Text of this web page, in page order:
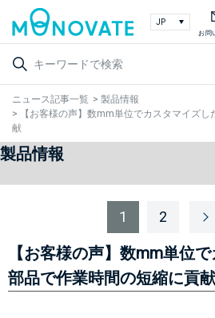
お問
ニュース記事一覧 > 製品情報
>
【お客様の声】数mm単位でカスタマイズ
献
製品情報
1 2
【お客様の声】数mm単位
部品で作業時間の短縮に貢献